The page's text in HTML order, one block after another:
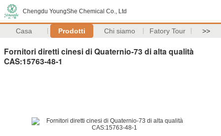
Chengdu YoungShe Chemical Co., Ltd
Casa Prodotti Chi siamo Fatory Tour >>
Fornitori diretti cinesi di Quaternio-73 di alta qualità
CAS:15763-48-1